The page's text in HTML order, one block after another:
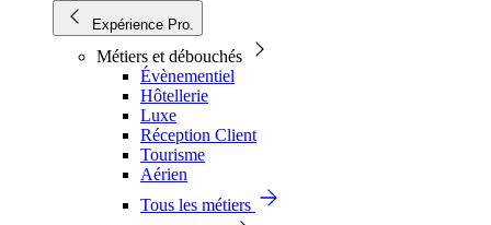
Expérience Pro.
Métiers et débouchés
Évènementiel
Hôtellerie
Luxe
Réception Client
Tourisme
Aérien
Tous les métiers